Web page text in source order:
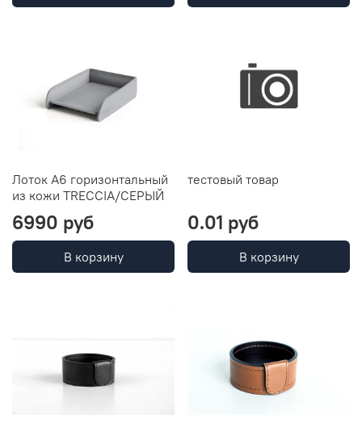
Лоток А6 горизонтальный
из кожи TRECCIA/СЕРЫЙ
6990 руб
В корзину
тестовый товар
0.01 руб
В корзину